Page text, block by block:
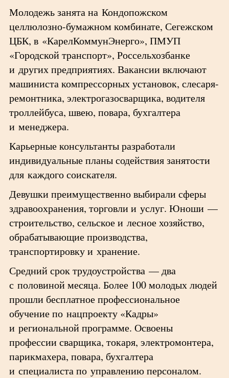
Молодежь занята на Кондопожском
целлюлозно-бумажном комбинате, Сегежском
ЦБК, в «КарелКоммунЭнерго», ПМУП
«Городской транспорт», Россельхозбанке
и других предприятиях. Вакансии включают
машиниста компрессорных установок, слесаря-
ремонтника, электрогазосварщика, водителя
троллейбуса, швею, повара, бухгалтера
и менеджера.
Карьерные консультанты разработали
индивидуальные планы содействия занятости
для каждого соискателя.
Девушки преимущественно выбирали сферы
здравоохранения, торговли и услуг. Юноши —
строительство, сельское и лесное хозяйство,
обрабатывающие производства,
транспортировку и хранение.
Средний срок трудоустройства — два
с половиной месяца. Более 100 молодых людей
прошли бесплатное профессиональное
обучение по нацпроекту «Кадры»
и региональной программе. Освоены
профессии сварщика, токаря, электромонтера,
парикмахера, повара, бухгалтера
и специалиста по управлению персоналом.